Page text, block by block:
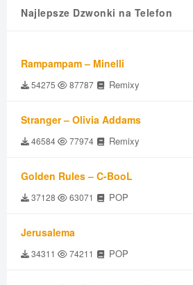
Najlepsze Dzwonki na Telefon
Rampampam – Minelli
54275 87787 Remixy
Stranger – Olivia Addams
46584 77974 Remixy
Golden Rules – C-BooL
37128 63071 POP
Jerusalema
34311 74211 POP